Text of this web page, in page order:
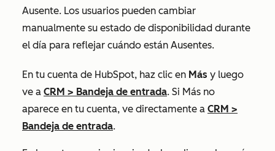
Ausente. Los usuarios pueden cambiar
manualmente su estado de disponibilidad durante
el día para reflejar cuándo están Ausentes.
En tu cuenta de HubSpot, haz clic en Más y luego
ve a CRM > Bandeja de entrada. Si Más no
aparece en tu cuenta, ve directamente a CRM >
Bandeja de entrada.